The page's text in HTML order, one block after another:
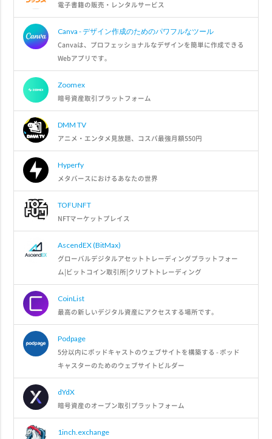
電子書籍の販売・レンタルサービス
Canva - デザイン作成のためのパワフルなツール
Canvaは、プロフェッショナルなデザインを簡単に作成できる
Webアプリです。
Zoomex
暗号資産取引プラットフォーム
DMM TV
アニメ・エンタメ見放題、コスパ最強月額550円
Hyperfy
メタバースにおけるあなたの世界
TOFUNFT
NFTマーケットプレイス
AscendEX (BitMax)
グローバルデジタルアセットトレーディングプラットフォー
ム|ビットコイン取引所|クリプトトレーディング
CoinList
最高の新しいデジタル資産にアクセスする場所です。
Podpage
5分以内にポッドキャストのウェブサイトを構築する - ポッド
キャスターのためのウェブサイトビルダー
dYdX
暗号資産のオープン取引プラットフォーム
1inch.exchange